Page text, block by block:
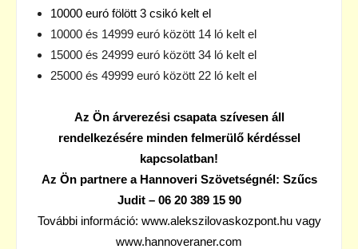
10000 euró fölött 3 csikó kelt el
10000 és 14999 euró között 14 ló kelt el
15000 és 24999 euró között 34 ló kelt el
25000 és 49999 euró között 22 ló kelt el
Az Ön árverezési csapata szívesen áll
rendelkezésére minden felmerülő kérdéssel
kapcsolatban!
Az Ön partnere a Hannoveri Szövetségnél: Szűcs
Judit – 06 20 389 15 90
További információ: www.alekszilovaskozpont.hu vagy
www.hannoveraner.com